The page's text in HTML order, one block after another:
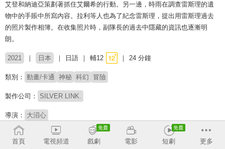
艾登和納迪亞策劃著抓住艾爾希的行動。另一邊，時雨在調查雷斯理的遺
物中的手賬中所寫內容。拉利等人也為了紀念雷斯理，提出用雷斯理過去
的照片製作相簿。在收集照片時，副隊長的過去中隱藏的資訊也逐漸明
朗。
2021 日本 日語 輔12 24 分鐘
類別： 動畫/卡通 神秘 科幻 冒險
製作公司： SILVER LINK.
導演： 大沼心
配音： 小清水亞美 鳥海浩輔 廣瀨裕也 野口瑠璃子
首頁
電視頻道 戲劇 電影 短劇 更多